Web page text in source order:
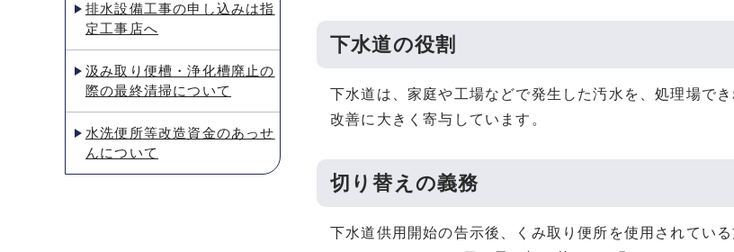
下水道の役割
下水道は、家庭や工場などで発生した汚水を、処理場で
改善に大きく寄与しています。
切り替えの義務
下水道供用開始の告示後、くみ取り便所を使用されてい
排水設備工事の申し込みは指
定工事店へ
汲み取り便槽・浄化槽廃止の
際の最終清掃について
水洗便所等改造資金のあっせ
んについて